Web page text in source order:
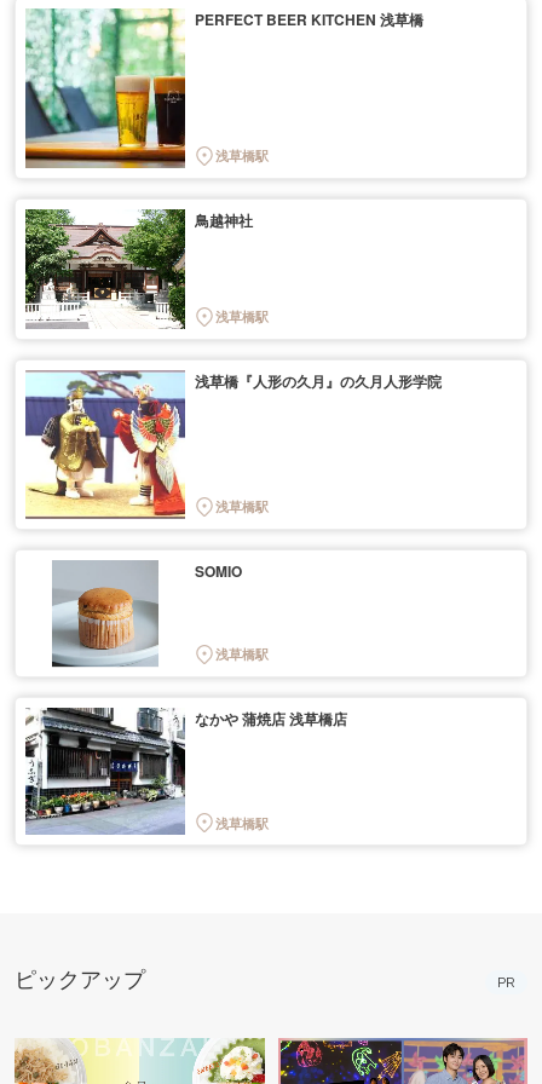
PERFECT BEER KITCHEN 浅草橋
浅草橋駅
鳥越神社
浅草橋駅
浅草橋『人形の久月』の久月人形学院
浅草橋駅
SOMIO
浅草橋駅
なかや 蒲焼店 浅草橋店
浅草橋駅
ピックアップ PR